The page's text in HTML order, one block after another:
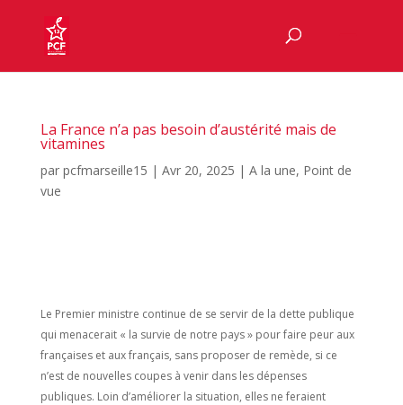
La France n’a pas besoin d’austérité mais de
vitamines
par pcfmarseille15 | Avr 20, 2025 | A la une, Point de
vue
Le Premier ministre continue de se servir de la dette publique
qui menacerait « la survie de notre pays » pour faire peur aux
françaises et aux français, sans proposer de remède, si ce
n’est de nouvelles coupes à venir dans les dépenses
publiques. Loin d’améliorer la situation, elles ne feraient